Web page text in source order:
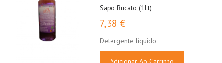
Sapo Bucato (1Lt)
7,38 €
Detergente líquido
Adicionar Ao Carrinho